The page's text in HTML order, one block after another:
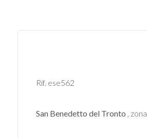
Rif. ese562
San Benedetto del Tronto ,